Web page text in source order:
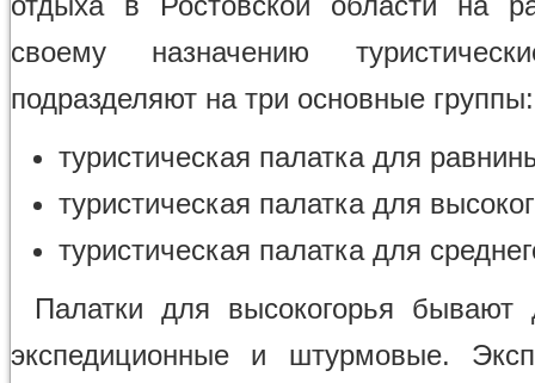
своему назначению
подразделяют на три основные группы:
туристическая палатка для
туристическая палатка для
туристическая палатка для
Палатки для высокогорья бывают
экспедиционные и штурмовые.